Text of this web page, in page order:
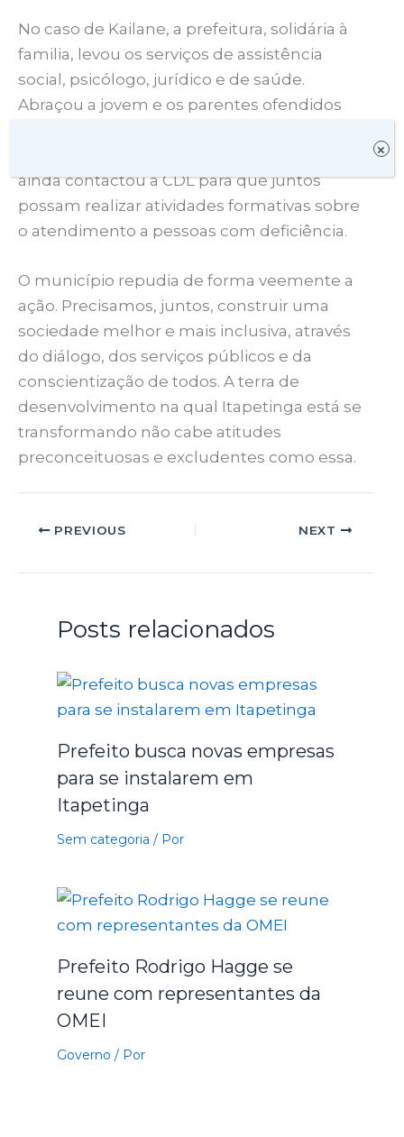
No caso de Kailane, a prefeitura, solidária à
familia, levou os serviços de assistência
social, psicólogo, jurídico e de saúde.
Abraçou a jovem e os parentes ofendidos
ainda contactou a CDL para que juntos
possam realizar atividades formativas sobre
o atendimento a pessoas com deficiência.
O município repudia de forma veemente a
ação. Precisamos, juntos, construir uma
sociedade melhor e mais inclusiva, através
do diálogo, dos serviços públicos e da
conscientização de todos. A terra de
desenvolvimento na qual Itapetinga está se
transformando não cabe atitudes
preconceituosas e excludentes como essa.
PREVIOUS NEXT
Posts relacionados
Prefeito busca novas empresas
para se instalarem em
Itapetinga
Sem categoria / Por
Prefeito Rodrigo Hagge se
reune com representantes da
OMEI
Governo / Por
×